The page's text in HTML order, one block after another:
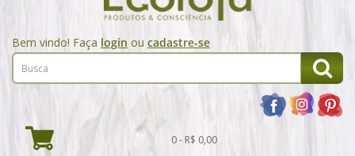
Bem vindo! Faça login ou cadastre-se
0 - R$ 0,00